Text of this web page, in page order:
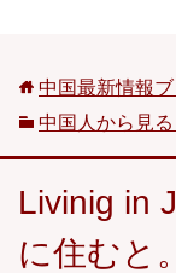
中国最新情報
中国人から見
Livinig in
に住むと